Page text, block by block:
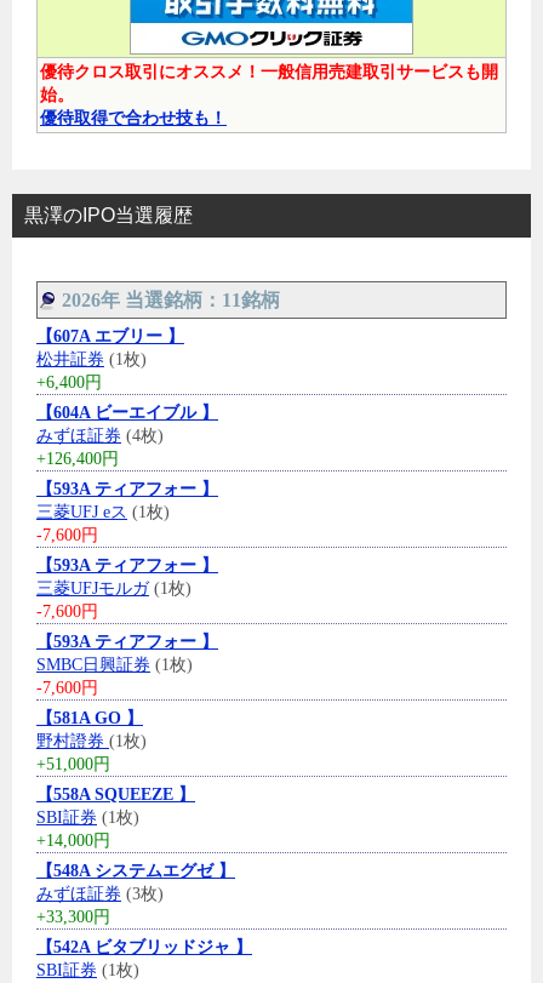
優待クロス取引にオススメ！一般信用売建取引サービスも開
始。
優待取得で合わせ技も！
黒澤のIPO当選履歴
2026年 当選銘柄：11銘柄
【607A エブリー 】
松井証券 (1枚)
+6,400円
【604A ビーエイブル 】
みずほ証券 (4枚)
+126,400円
【593A ティアフォー 】
三菱UFJ eス (1枚)
-7,600円
【593A ティアフォー 】
三菱UFJモルガ(1枚)
-7,600円
【593A ティアフォー 】
SMBC日興証券 (1枚)
-7,600円
【581A GO 】
野村證券 (1枚)
+51,000円
【558A SQUEEZE 】
SBI証券 (1枚)
+14,000円
【548A システムエグゼ 】
みずほ証券 (3枚)
+33,300円
【542A ビタブリッドジャ 】
SBI証券 (1枚)